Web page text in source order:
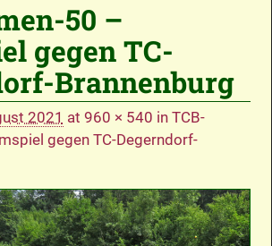
50 –
gegen TC-
Brannenburg
2021 at 960 × 540 in TCB-
gegen TC-Degerndorf-